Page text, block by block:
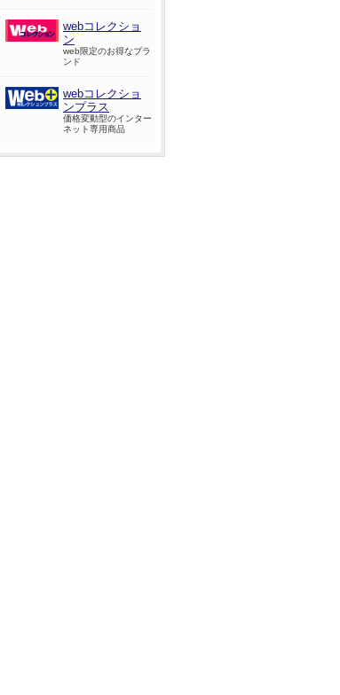
webコレクショ
ン
web限定のお得なブラ
ンド
webコレクショ
ンプラス
価格変動型のインター
ネット専用商品